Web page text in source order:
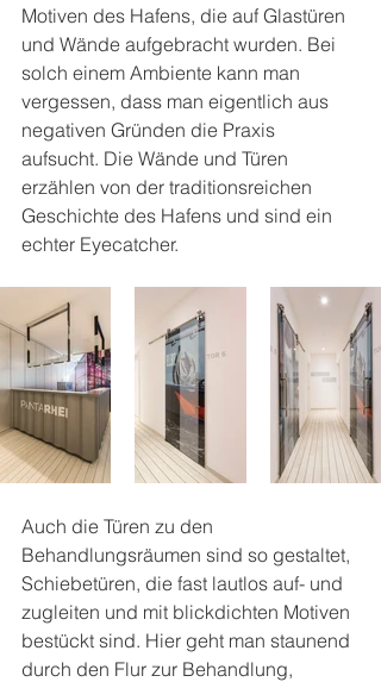
Motiven des Hafens, die auf Glastüren
und Wände aufgebracht wurden. Bei
solch einem Ambiente kann man
vergessen, dass man eigentlich aus
negativen Gründen die Praxis
aufsucht. Die Wände und Türen
erzählen von der traditionsreichen
Geschichte des Hafens und sind ein
echter Eyecatcher.
Auch die Türen zu den
Behandlungsräumen sind so gestaltet,
Schiebetüren, die fast lautlos auf- und
zugleiten und mit blickdichten Motiven
bestückt sind. Hier geht man staunend
durch den Flur zur Behandlung,